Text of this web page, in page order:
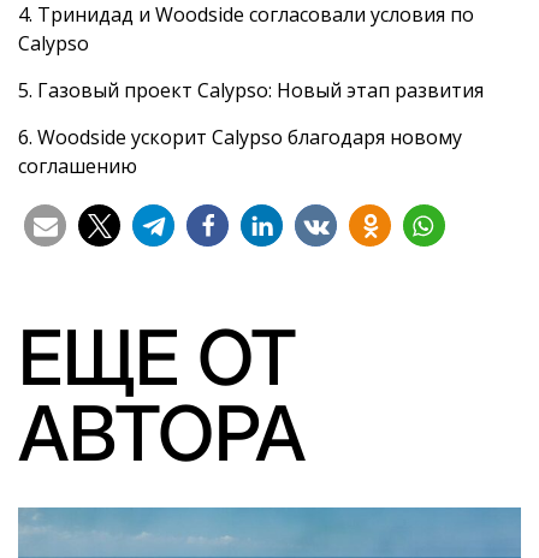
4. Тринидад и Woodside согласовали условия по
Calypso
5. Газовый проект Calypso: Новый этап развития
6. Woodside ускорит Calypso благодаря новому
соглашению
ЕЩЕ ОТ
АВТОРА